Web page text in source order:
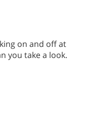
on and off at
you take a look.